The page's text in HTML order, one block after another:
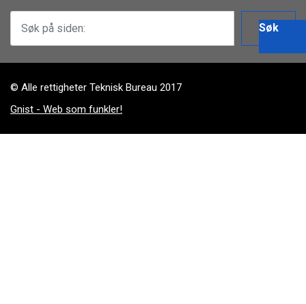
Søk
© Alle rettigheter Teknisk Bureau 2017
Gnist - Web som funkler!